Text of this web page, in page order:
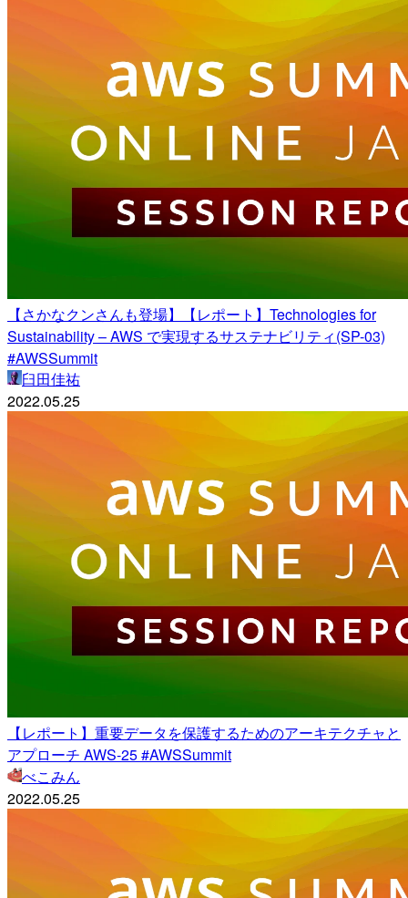
【さかなクンさんも登場】【レポート】Technologies for
Sustainability – AWS で実現するサステナビリティ(SP-03)
#AWSSummit
臼田佳祐
2022.05.25
【レポート】重要データを保護するためのアーキテクチャと
アプローチ AWS-25 #AWSSummit
べこみん
2022.05.25